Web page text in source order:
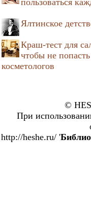
пользоваться
Ялтинское
Краш-тест для
чтобы не
косметологов
©
При
http://heshe.ru/ '